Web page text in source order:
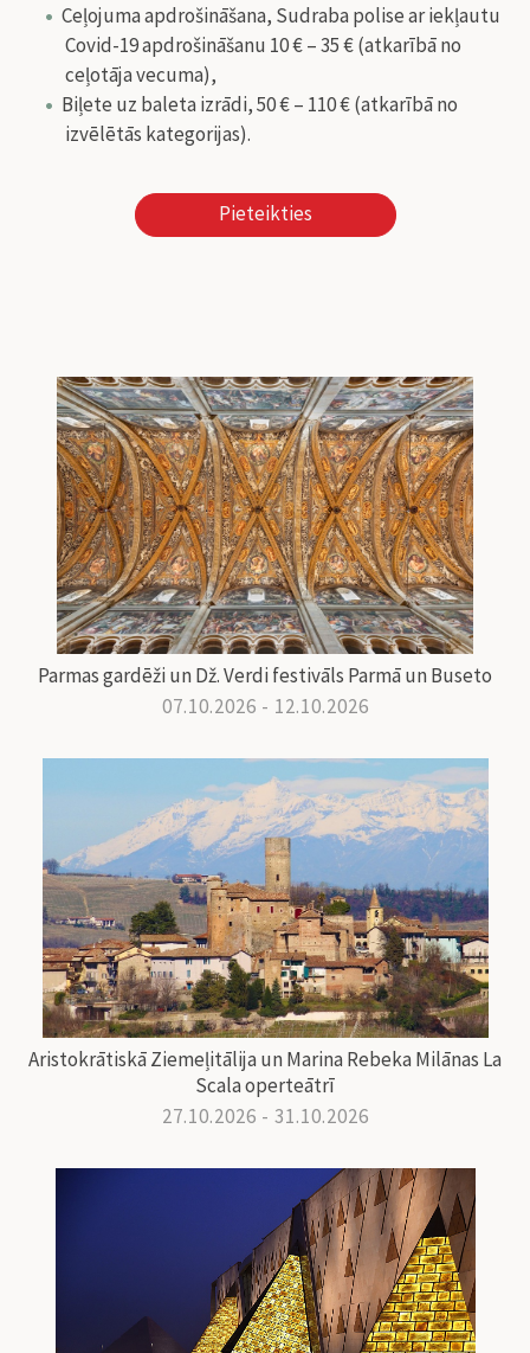
Ceļojuma apdrošināšana, Sudraba polise ar iekļautu
Covid-19 apdrošināšanu 10 € – 35 € (atkarībā no
ceļotāja vecuma),
Biļete uz baleta izrādi, 50 € – 110 € (atkarībā no
izvēlētās kategorijas).
Pieteikties
Parmas gardēži un Dž. Verdi festivāls Parmā un Buseto
07.10.2026 - 12.10.2026
Aristokrātiskā Ziemeļitālija un Marina Rebeka Milānas La
Scala operteātrī
27.10.2026 - 31.10.2026